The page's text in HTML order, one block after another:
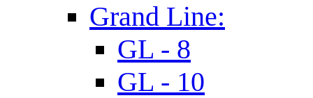
Grand Line:
GL - 8
GL - 10